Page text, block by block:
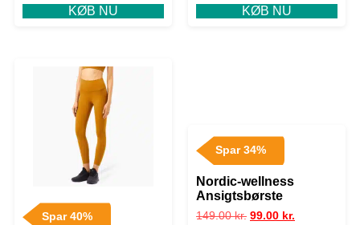
KØB NU KØB NU
Spar 40%
Spar 34%
Nordic-wellness
Ansigtsbørste
149.00kr. 99.00 kr.